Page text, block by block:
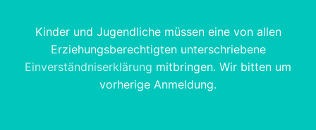
Kinder und Jugendliche müssen eine von allen
Erziehungsberechtigten unterschriebene
Einverständniserklärung mitbringen. Wir bitten um
vorherige Anmeldung.